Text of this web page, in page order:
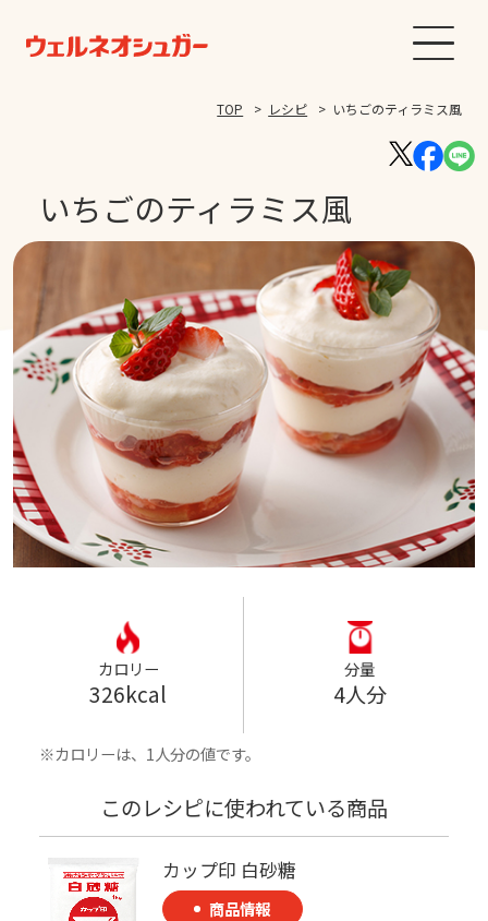
TOP レシピ いちごのティラミス風
いちごのティラミス風
カロリー
326kcal
分量
4人分
カロリーは、1人分の値です。
このレシピに使われている商品
カップ印 白砂糖
商品情報